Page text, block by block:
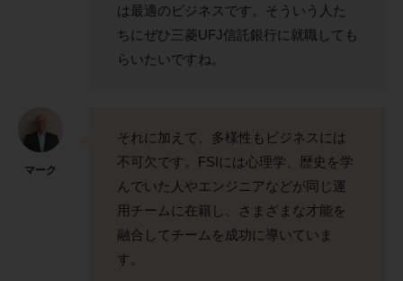
は最適のビジネスです。そういう人た
ちにぜひ三菱UFJ信託銀行に就職しても
らいたいですね。
マーク
それに加えて、多様性もビジネスには
不可欠です。FSIには心理学、歴史を学
んでいた人やエンジニアなどが同じ運
用チームに在籍し、さまざまな才能を
融合してチームを成功に導いていま
す。